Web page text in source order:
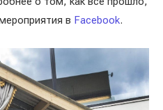
в Facebook.